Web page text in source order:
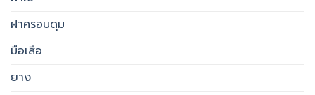
ฝาครอบดุม
มือเสือ
ยาง